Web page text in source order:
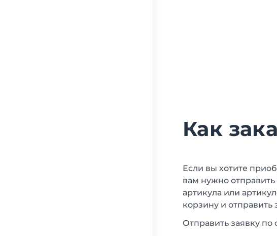
Как
Если вы хотите
вам нужно
артикула или
корзину и
Отправить заявку по